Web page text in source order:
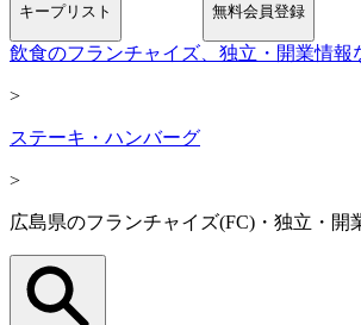
キープリスト 無料会員登録
飲食のフランチャイズ、独立・開業情報
>
ステーキ・ハンバーグ
>
広島県のフランチャイズ(FC)・独立・開